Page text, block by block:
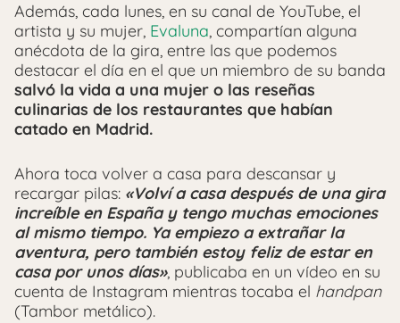
Además, cada lunes, en su canal de YouTube, el
artista y su mujer, Evaluna, compartían alguna
anécdota de la gira, entre las que podemos
destacar el día en el que un miembro de su banda
salvó la vida a una mujer o las reseñas
culinarias de los restaurantes que habían
catado en Madrid.
Ahora toca volver a casa para descansar y
recargar pilas: «Volví a casa después de una gira
increíble en España y tengo muchas emociones
al mismo tiempo. Ya empiezo a extrañar la
aventura, pero también estoy feliz de estar en
casa por unos días», publicaba en un vídeo en su
cuenta de Instagram mientras tocaba el handpan
(Tambor metálico).